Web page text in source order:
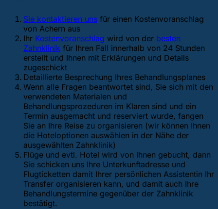
Sie kontaktieren uns für einen Kostenvoranschlag
von Achern aus
Ihr Kostenvoranschlag wird von der besten
Zahnklinik für Ihren Fall innerhalb von 24 Stunden
erstellt und Ihnen mit Erklärungen und Details
zugeschickt
Detaillierte Besprechung Ihres Behandlungsplanes
Wenn alle Fragen beantwortet sind, Sie sich mit den
verwendeten Materialen und
Behandlungsprozeduren im Klaren sind und ein
Termin ausgemacht und reserviert wurde, fangen
Sie an Ihre Reise zu organisieren (wir können Ihnen
die Hoteloptionen auswählen in der Nähe der
ausgewählten Zahnklinik)
Flüge und evtl. Hotel wird von Ihnen gebucht, dann
Sie schicken uns Ihre Unterkunftadresse und
Flugticketten damit Ihrer persönlichen Assistentin Ihr
Transfer organisieren kann, und damit auch Ihre
Behandlungstermine gegenüber der Zahnklinik
bestätigt.